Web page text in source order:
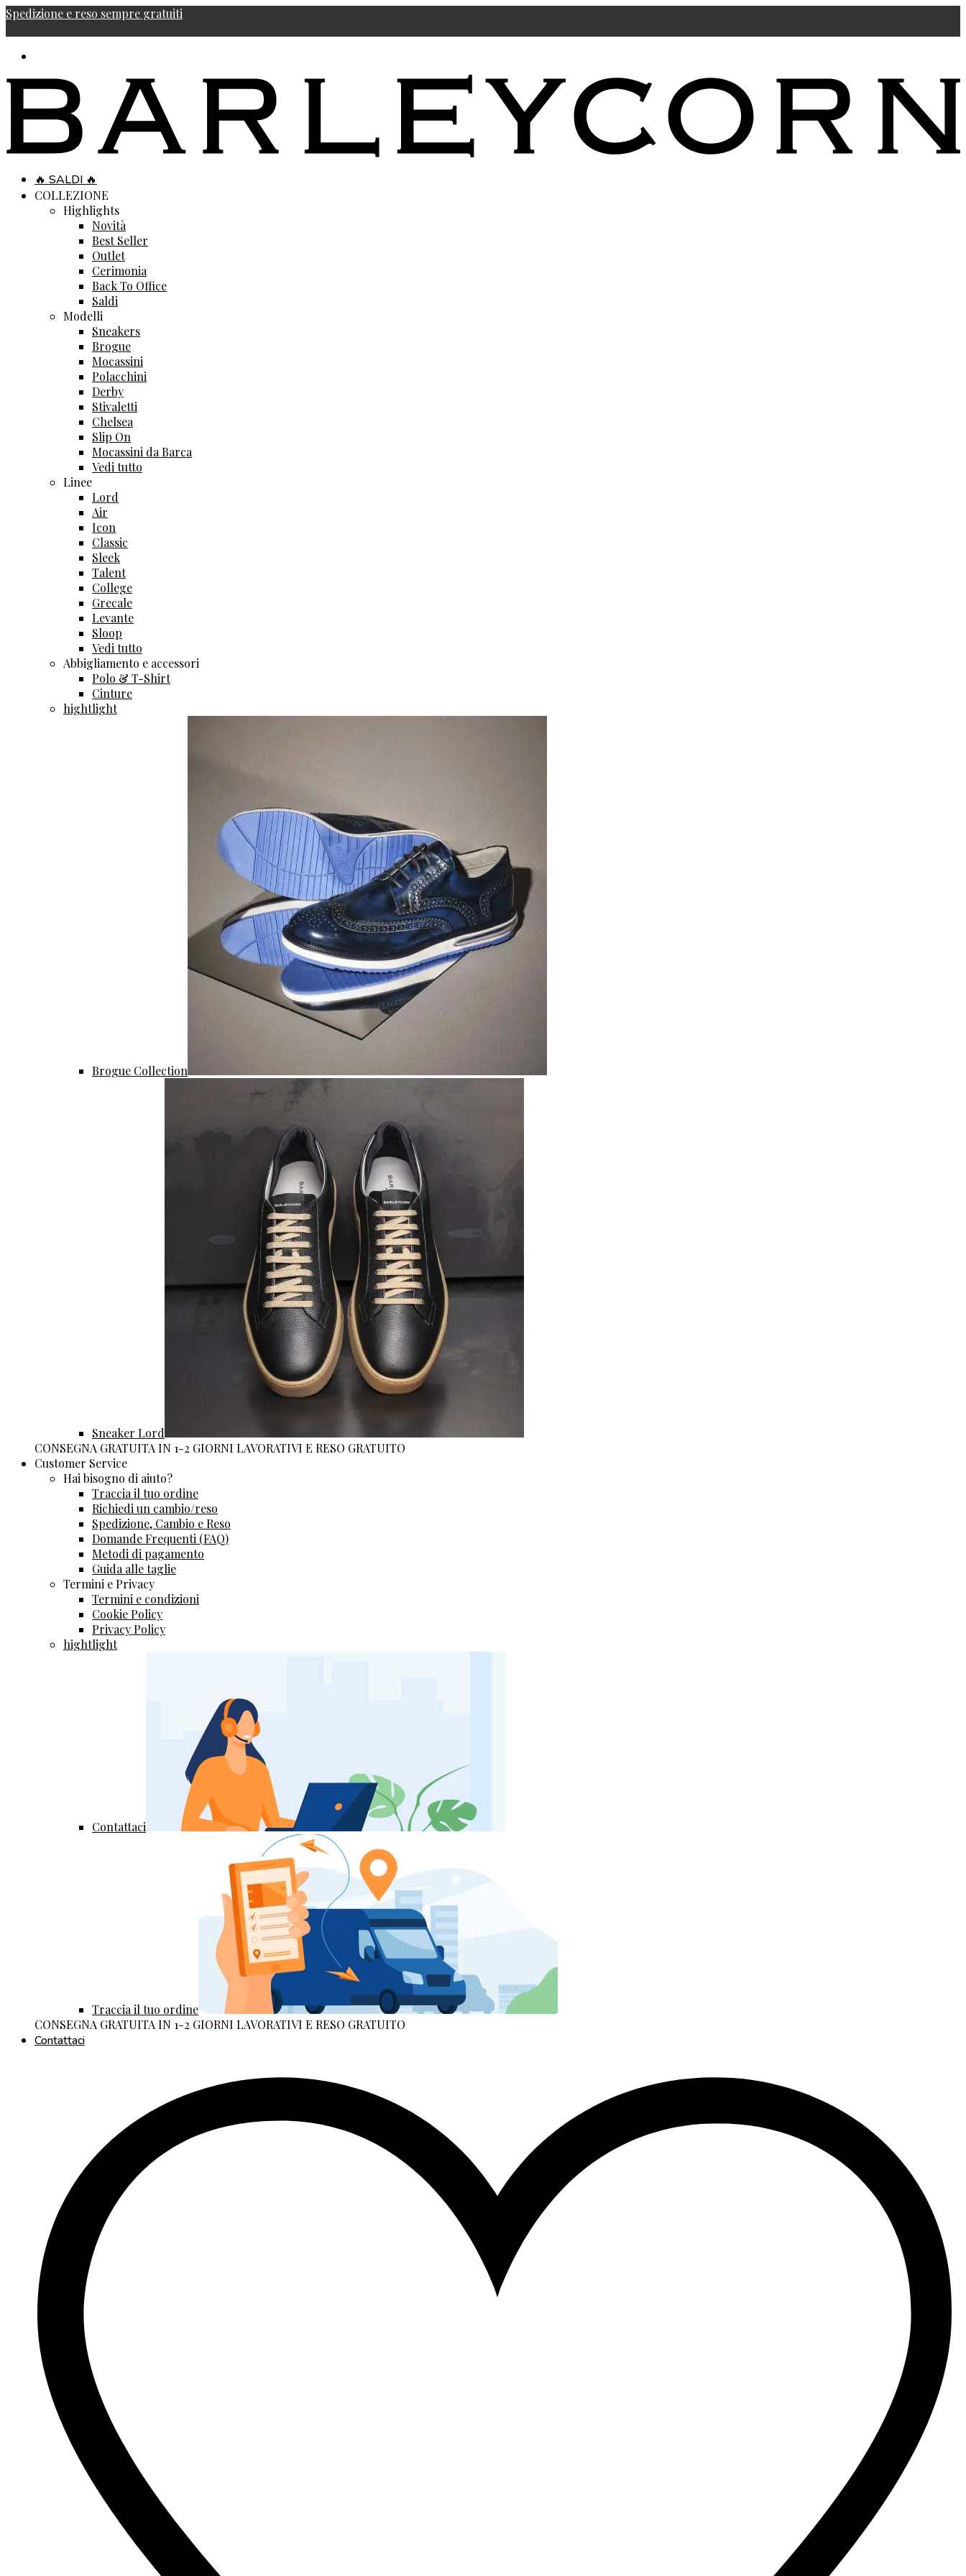
Spedizione e reso sempre gratuiti
🔥 SALDI 🔥
COLLEZIONE
Highlights
Novità
Best Seller
Outlet
Cerimonia
Back To Office
Saldi
Modelli
Sneakers
Brogue
Mocassini
Polacchini
Derby
Stivaletti
Chelsea
Slip On
Mocassini da Barca
Vedi tutto
Linee
Lord
Air
Icon
Classic
Sleek
Talent
College
Grecale
Levante
Sloop
Vedi tutto
Abbigliamento e accessori
Polo & T-Shirt
Cinture
hightlight
Brogue Collection
Sneaker Lord
CONSEGNA GRATUITA IN 1-2 GIORNI LAVORATIVI E RESO GRATUITO
Customer Service
Hai bisogno di aiuto?
Traccia il tuo ordine
Richiedi un cambio/reso
Spedizione, Cambio e Reso
Domande Frequenti (FAQ)
Metodi di pagamento
Guida alle taglie
Termini e Privacy
Termini e condizioni
Cookie Policy
Privacy Policy
hightlight
Contattaci
Traccia il tuo ordine
CONSEGNA GRATUITA IN 1-2 GIORNI LAVORATIVI E RESO GRATUITO
Contattaci